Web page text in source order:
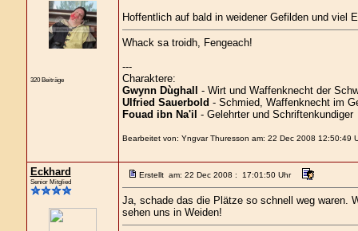
320 Beiträge
Hoffentlich auf bald in weidener Gefilden und viel
Whack sa troidh, Fengeach!
---
Charaktere:
Gwynn Dùghall
- Wirt und Waffenknecht der
Ulfried Sauerbold - Schmied, Waffenknecht im
Fouad ibn Na'il - Gelehrter und Schriftenkundiger
Bearbeitet von: Yngvar Thuresson am: 22 Dec 2008 12:50:49
Eckhard
Senior Mitglied
Erstellt am: 22 Dec 2008 : 17:01:50 Uhr
Ja, schade das die Plätze so schnell weg waren.
sehen uns in Weiden!